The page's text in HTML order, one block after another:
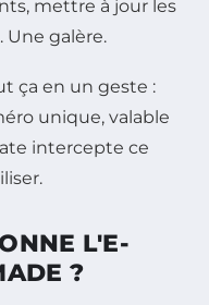
mettre à jour les
Une galère.
ça en un geste :
unique, valable
intercepte ce
L'E-
?